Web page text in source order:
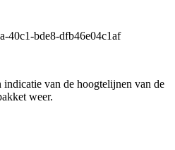
40c1-bde8-dfb46e04c1af
indicatie van de hoogtelijnen van de
weer.